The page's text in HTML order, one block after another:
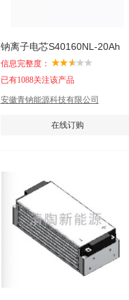
钠离子电芯S40160NL-20Ah
信息完整度：
已有1088关注该产品
安徽青钠能源科技有限公司
在线订购